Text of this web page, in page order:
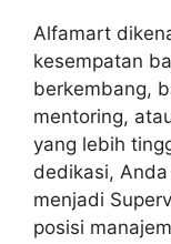
Alfamart
kesempatan
berkembang,
mentoring,
yang lebih
dedikasi,
menjadi
posisi